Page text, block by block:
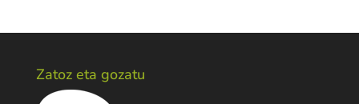
Zatoz eta gozatu